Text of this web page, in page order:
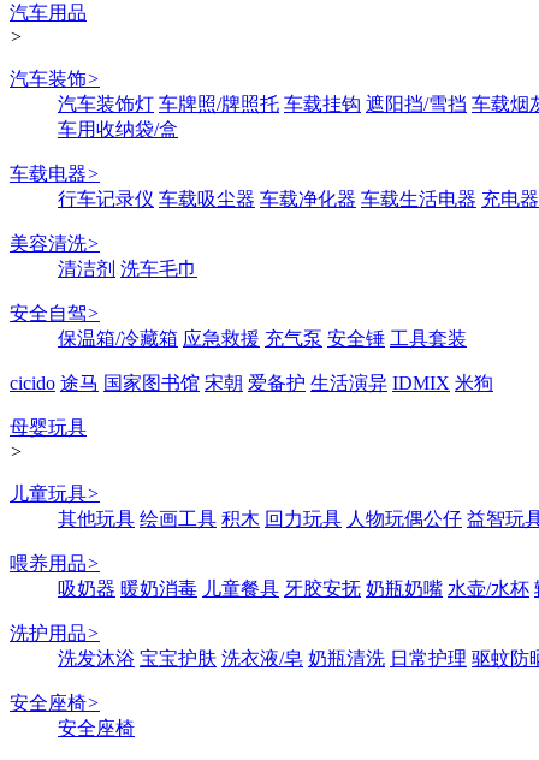
汽车用品
>
汽车装饰>
汽车装饰灯 车牌照/牌照托 车载挂钩 遮阳挡/雪挡 车载烟
车用收纳袋/盒
车载电器>
行车记录仪 车载吸尘器 车载净化器 车载生活电器 充电
美容清洗>
清洁剂 洗车毛巾
安全自驾>
保温箱/冷藏箱 应急救援 充气泵 安全锤 工具套装
cicido 途马 国家图书馆 宋朝 爱备护 生活演异 IDMIX 米狗
母婴玩具
>
儿童玩具>
其他玩具 绘画工具 积木 回力玩具 人物玩偶公仔 益智玩
喂养用品>
吸奶器 暖奶消毒 儿童餐具 牙胶安抚 奶瓶奶嘴 水壶/水杯
洗护用品>
洗发沐浴 宝宝护肤 洗衣液/皂 奶瓶清洗 日常护理 驱蚊防
安全座椅>
安全座椅